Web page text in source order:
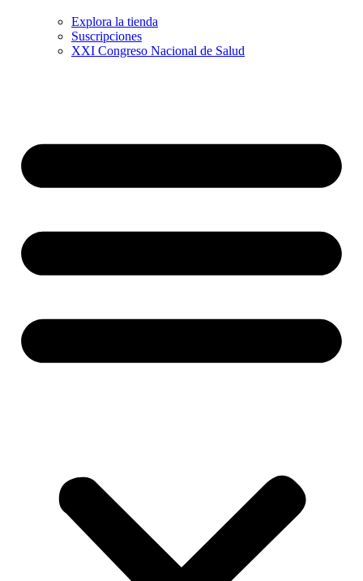
Explora la tienda
Suscripciones
XXI Congreso Nacional de Salud